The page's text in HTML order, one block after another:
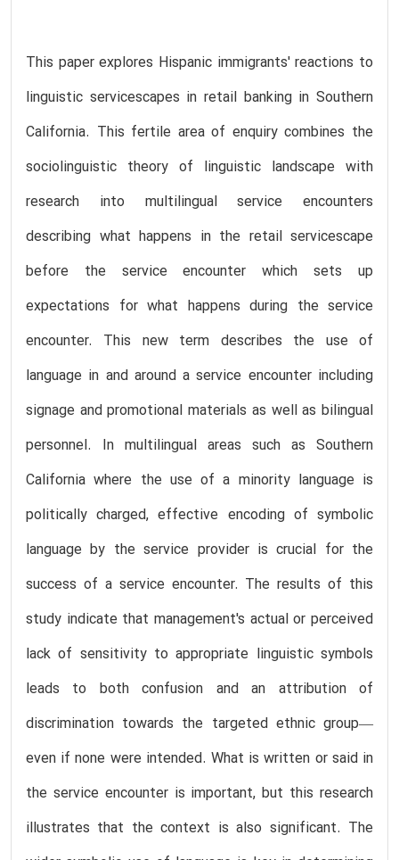
This paper explores Hispanic immigrants' reactions to
linguistic servicescapes in retail banking in Southern
California. This fertile area of enquiry combines the
sociolinguistic theory of linguistic landscape with
research into multilingual service encounters
describing what happens in the retail servicescape
before the service encounter which sets up
expectations for what happens during the service
encounter. This new term describes the use of
language in and around a service encounter including
signage and promotional materials as well as bilingual
personnel. In multilingual areas such as Southern
California where the use of a minority language is
politically charged, effective encoding of symbolic
language by the service provider is crucial for the
success of a service encounter. The results of this
study indicate that management's actual or perceived
lack of sensitivity to appropriate linguistic symbols
leads to both confusion and an attribution of
discrimination towards the targeted ethnic group—
even if none were intended. What is written or said in
the service encounter is important, but this research
illustrates that the context is also significant. The